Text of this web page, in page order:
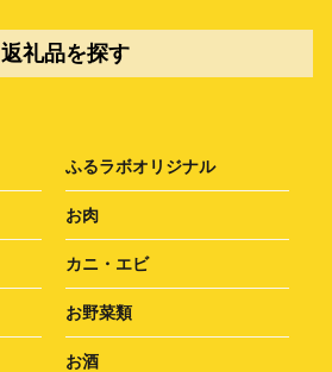
返礼品を探す
ふるラボオリジナル
お肉
カニ・エビ
お野菜類
お酒